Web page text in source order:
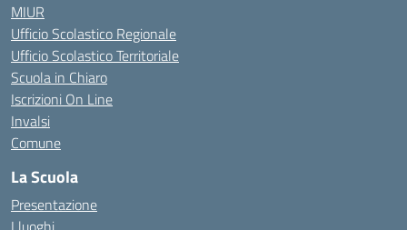
MIUR
Ufficio Scolastico Regionale
Ufficio Scolastico Territoriale
Scuola in Chiaro
Iscrizioni On Line
Invalsi
Comune
La Scuola
Presentazione